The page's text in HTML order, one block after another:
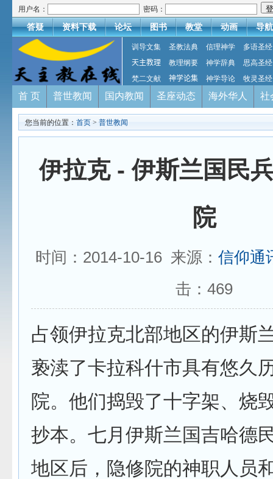
用户名： 密码：
答疑 资料下载 论坛 图书 教堂 动画 导航
训导文集 圣教法典 信理神学
多语圣经
天主教理
教理纲要 神学辞典
思高圣经
梵二文献
神学论集 神学导论 牧灵圣经
首 页 普世教闻 国内教闻 圣座动态 海外华人 社
您当前的位置： 首页 > 普世教闻
伊拉克 - 伊斯兰国民
院
时间：2014-10-16 来源： 信仰通
击： 469
占领伊拉克北部地区的伊斯
亵渎了卡拉科什市具有悠久
院。他们捣毁了十字架、烧
抄本。七月伊斯兰国吉哈德
地区后，隐修院的神职人员